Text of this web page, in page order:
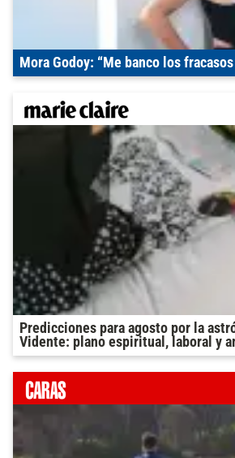
Mora Godoy: “Me banco los
Predicciones para agosto por la
Vidente: plano espiritual, laboral y